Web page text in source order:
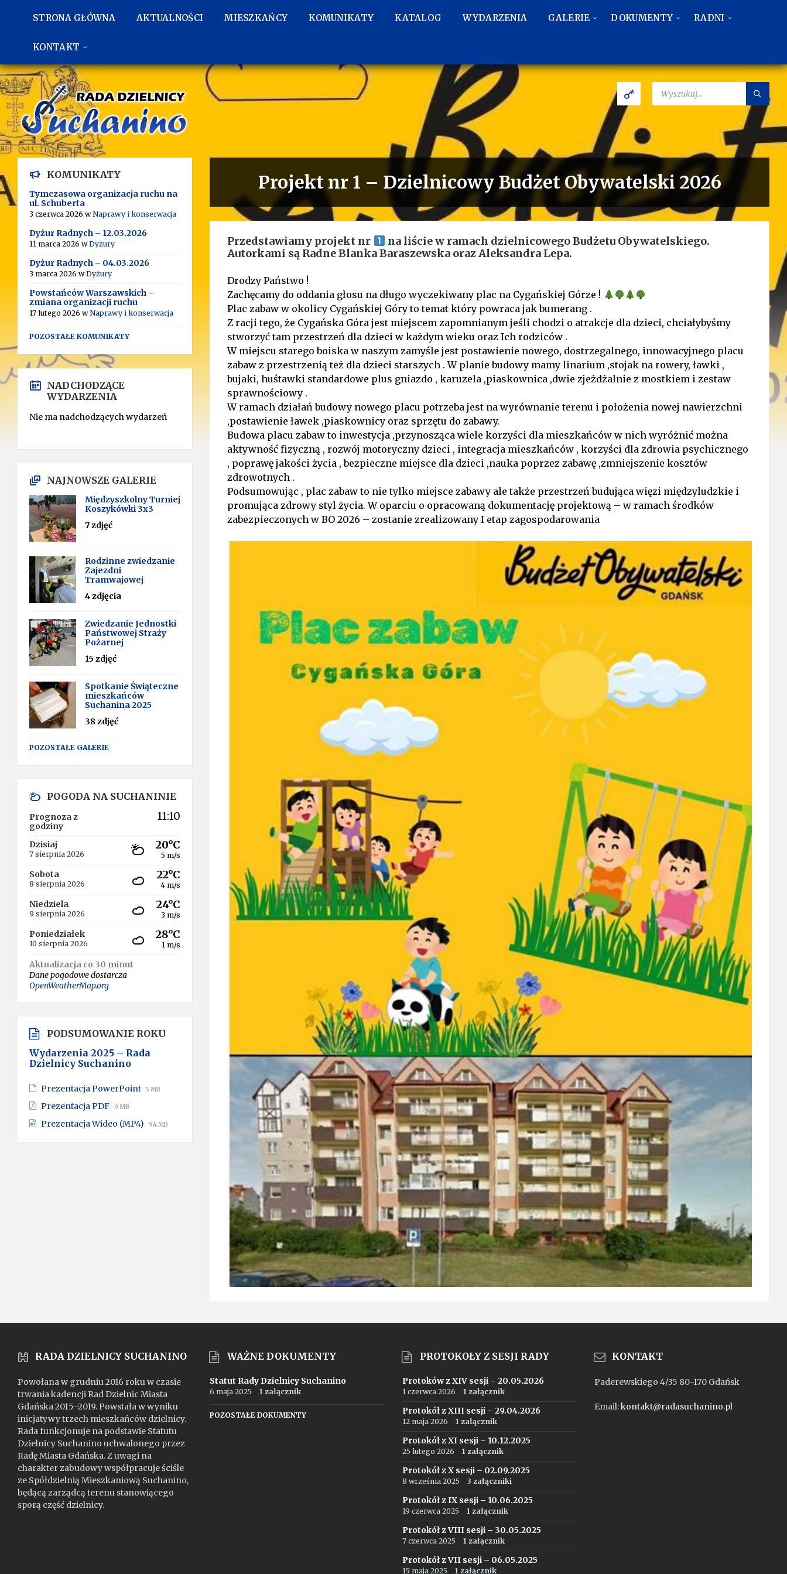
bocznego
STRONA GŁÓWNA AKTUALNOŚCI MIESZKAŃCY KOMUNIKATY KATALOG WYDARZENIA GALERIE DOKUMENTY RADNI
KONTAKT
Projekt nr 1 – Dzielnicowy Budżet Obywatelski 2026
Przedstawiamy projekt nr
na liście w ramach dzielnicowego Budżetu Obywatelskiego.
Autorkami są Radne Blanka Baraszewska oraz Aleksandra Lepa.
Drodzy Państwo !
Zachęcamy do oddania głosu na długo wyczekiwany plac na Cygańskiej Górze !
Plac zabaw w okolicy Cygańskiej Góry to temat który powraca jak bumerang .
Z racji tego, że Cygańska Góra jest miejscem zapomnianym jeśli chodzi o atrakcje dla dzieci, chciałybyśmy
stworzyć tam przestrzeń dla dzieci w każdym wieku oraz Ich rodziców .
W miejscu starego boiska w naszym zamyśle jest postawienie nowego, dostrzegalnego, innowacyjnego placu
zabaw z przestrzenią też dla dzieci starszych . W planie budowy mamy linarium ,stojak na rowery, ławki ,
bujaki, huśtawki standardowe plus gniazdo , karuzela ,piaskownica ,dwie zjeżdżalnie z mostkiem i zestaw
sprawnościowy .
W ramach działań budowy nowego placu potrzeba jest na wyrównanie terenu i położenia nowej nawierzchni
,postawienie ławek ,piaskownicy oraz sprzętu do zabawy.
Budowa placu zabaw to inwestycja ,przynosząca wiele korzyści dla mieszkańców w nich wyróżnić można
aktywność fizyczną , rozwój motoryczny dzieci , integracja mieszkańców , korzyści dla zdrowia psychicznego
, poprawę jakości życia , bezpieczne miejsce dla dzieci ,nauka poprzez zabawę ,zmniejszenie kosztów
zdrowotnych .
Podsumowując , plac zabaw to nie tylko miejsce zabawy ale także przestrzeń budująca więzi międzyludzkie i
promująca zdrowy styl życia. W oparciu o opracowaną dokumentację projektową – w ramach środków
zabezpieczonych w BO 2026 – zostanie zrealizowany I etap zagospodarowania
KOMUNIKATY
Tymczasowa organizacja ruchu na
ul. Schuberta
3 czerwca 2026 wNaprawy i konserwacja
Dyżur Radnych – 12.03.2026
11 marca 2026 wDyżury
Dyżur Radnych – 04.03.2026
3 marca 2026 wDyżury
Powstańców Warszawskich –
zmiana organizacji ruchu
17 lutego 2026 wNaprawy i konserwacja
POZOSTAŁE KOMUNIKATY
NADCHODZĄCE
WYDARZENIA
Nie ma nadchodzących wydarzeń
NAJNOWSZE GALERIE
Międzyszkolny Turniej
Koszykówki 3x3
7 zdjęć
Rodzinne zwiedzanie
Zajezdni
Tramwajowej
4 zdjęcia
Zwiedzanie Jednostki
Państwowej Straży
Pożarnej
15 zdjęć
Spotkanie Świąteczne
mieszkańców
Suchanina 2025
38 zdjęć
POZOSTAŁE GALERIE
POGODA NA SUCHANINIE
Prognoza z
godziny
11:10
Dzisiaj
7 sierpnia 2026
20°C
5 m/s
Sobota
8 sierpnia 2026
22°C
4 m/s
Niedziela
9 sierpnia 2026
24°C
3 m/s
Poniedziałek
10 sierpnia 2026
28°C
1 m/s
Aktualizacja co 30 minut
Dane pogodowe dostarcza
OpenWeatherMap.org
PODSUMOWANIE ROKU
Wydarzenia 2025 – Rada
Dzielnicy Suchanino
Prezentacja PowerPoint File
File
5 MB
Prezentacja PDF File
pdf
File
9 MB
Prezentacja Wideo (MP4) File
mp4
File
94 MB
RADA DZIELNICY SUCHANINO
Powołana w grudniu 2016 roku w czasie
trwania kadencji Rad Dzielnic Miasta
Gdańska 2015–2019. Powstała w wyniku
inicjatywy trzech mieszkańców dzielnicy.
Rada funkcjonuje na podstawie Statutu
Dzielnicy Suchanino uchwalonego przez
Radę Miasta Gdańska. Z uwagi na
charakter zabudowy współpracuje ściśle
ze Spółdzielnią Mieszkaniową Suchanino,
będącą zarządcą terenu stanowiącego
sporą część dzielnicy.
WAŻNE DOKUMENTY
Statut Rady Dzielnicy Suchanino
6 maja 2025 1 załącznik
POZOSTAŁE DOKUMENTY
PROTOKOŁY Z SESJI RADY
Protoków z XIV sesji – 20.05.2026
1 czerwca 2026 1 załącznik
Protokół z XIII sesji – 29.04.2026
12 maja 2026 1 załącznik
Protokół z XI sesji – 10.12.2025
25 lutego 2026 1 załącznik
Protokół z X sesji – 02.09.2025
8 września 2025 3 załączniki
Protokół z IX sesji – 10.06.2025
19 czerwca 2025 1 załącznik
Protokół z VIII sesji – 30.05.2025
7 czerwca 2025 1 załącznik
Protokół z VII sesji – 06.05.2025
15 maja 2025 1 załącznik
KONTAKT
Paderewskiego 4/35 80-170 Gdańsk
Email:kontakt@radasuchanino.pl